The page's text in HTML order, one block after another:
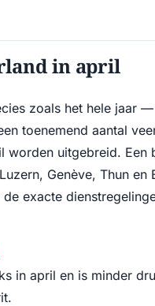
in april
zoals het hele jaar
toenemend aantal
worden uitgebreid. Een
Genève, Thun
de exacte
in april en is minder